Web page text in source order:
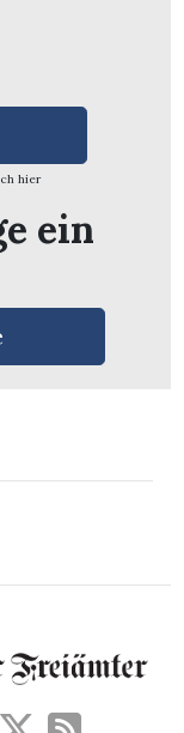
hier
ein